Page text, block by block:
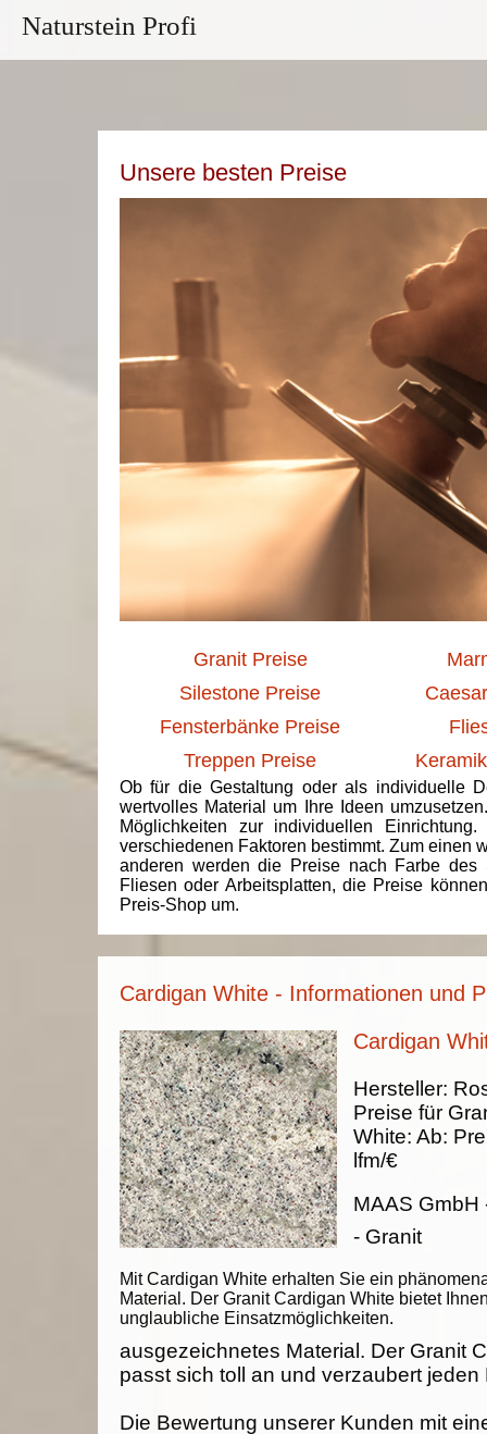
Naturstein Profi
Unsere besten Preise
Granit Preise
Silestone Preise
Fensterbänke Preise
Treppen Preise
Ob für die Gestaltung oder als individuelle
wertvolles Material um Ihre Ideen
Möglichkeiten zur individuellen
verschiedenen Faktoren bestimmt. Zum einen
anderen werden die Preise nach Farbe des
Fliesen oder Arbeitsplatten, die Preise
Preis-Shop um.
Cardigan White - Informationen und
Cardigan
Mit Cardigan White erhalten Sie ein
Material. Der Granit Cardigan White bietet
unglaubliche Einsatzmöglichkeiten.
Hersteller:
Preise für
White: Ab:
lfm/€
MAAS GmbH
- Granit
ausgezeichnetes Material. Der Granit
passt sich toll an und verzaubert jeden
Die Bewertung unserer Kunden mit